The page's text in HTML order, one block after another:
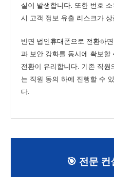
실이 발생합니다. 또한 번호
시 고객 정보 유출 리스크가
반면 법인휴대폰으로 전환하
과 보안 강화를 동시에 확보할
전환이 유리합니다. 기존 직원
는 직원 동의 하에 진행할 수
다.
🎯 전문 컨